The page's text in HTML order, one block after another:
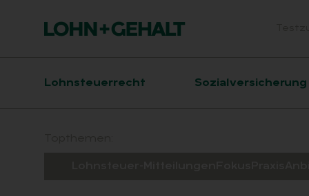
Hauptnavigation
Lohnsteuerrecht Sozialversicherung